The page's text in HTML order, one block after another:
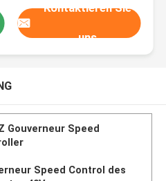
Kontaktieren Sie
uns
Gouverneur Speed
Speed Control des